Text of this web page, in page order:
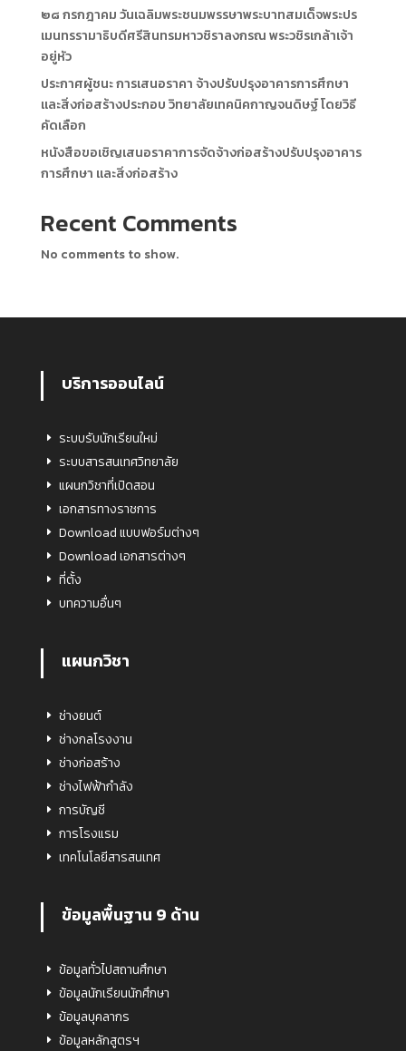
๒๘ กรกฎาคม วันเฉลิมพระชนมพรรษาพระบาทสมเด็จพระปร
เมนทรรามาธิบดีศรีสินทรมหาวชิราลงกรณ พระวชิรเกล้าเจ้า
อยู่หัว
ประกาศผู้ชนะ การเสนอราคา จ้างปรับปรุงอาคารการศึกษา
และสิ่งก่อสร้างประกอบ วิทยาลัยเทคนิคกาญจนดิษฐ์ โดยวิธี
คัดเลือก
หนังสือขอเชิญเสนอราคาการจัดจ้างก่อสร้างปรับปรุงอาคาร
การศึกษา และสิ่งก่อสร้าง
Recent Comments
No comments to show.
บริการออนไลน์
ระบบรับนักเรียนใหม่
ระบบสารสนเทศวิทยาลัย
แผนกวิชาที่เปิดสอน
เอกสารทางราชการ
Download แบบฟอร์มต่างๆ
Download เอกสารต่างๆ
ที่ตั้ง
บทความอื่นๆ
แผนกวิชา
ช่างยนต์
ช่างกลโรงงาน
ช่างก่อสร้าง
ช่างไฟฟ้ากำลัง
การบัญชี
การโรงแรม
เทคโนโลยีสารสนเทศ
ข้อมูลพื้นฐาน 9 ด้าน
ข้อมูลทั่วไปสถานศึกษา
ข้อมูลนักเรียนนักศึกษา
ข้อมูลบุคลากร
ข้อมูลหลักสูตรฯ